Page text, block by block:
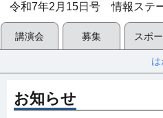
令和7年2月15日号 情報ステ
講演会 募集 スポ
お知らせ